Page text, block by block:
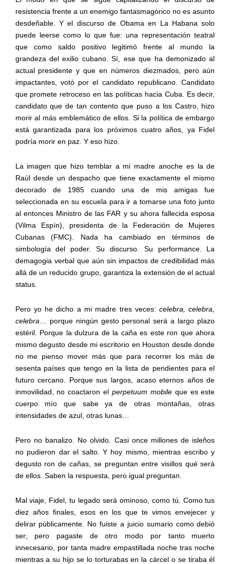
resistencia frente a un enemigo fantasmagórico no es asunto
desdeñable. Y el discurso de Obama en La Habana solo
puede leerse como lo que fue: una representación teatral
que como saldo positivo legitimó frente al mundo la
grandeza del exilio cubano. Sí, ese que ha demonizado al
actual presidente y que en números diezmados, pero aún
impactantes, votó por el candidato republicano. Candidato
que promete retroceso en las políticas hacia Cuba. Es decir,
candidato que de tan contento que puso a los Castro, hizo
morir al más emblemático de ellos. Si la política de embargo
está garantizada para los próximos cuatro años, ya Fidel
podría morir en paz. Y eso hizo.
La imagen que hizo temblar a mi madre anoche es la de
Raúl desde un despacho que tiene exactamente el mismo
decorado de 1985 cuando una de mis amigas fue
seleccionada en su escuela para ir a tomarse una foto junto
al entonces Ministro de las FAR y su ahora fallecida esposa
(Vilma Espín), presidenta de la Federación de Mujeres
Cubanas (FMC). Nada ha cambiado en términos de
simbología del poder. Su discurso. Su performance. La
demagogia verbal que aún sin impactos de credibilidad más
allá de un reducido grupo, garantiza la extensión de el actual
status.
Pero yo he dicho a mi madre tres veces:celebra, celebra,
celebra … porque ningún gesto personal será a largo plazo
estéril. Porque la dulzura de la caña es este ron que ahora
mismo degusto desde mi escritorio en Houston desde donde
no me pienso mover más que para recorrer los más de
sesenta países que tengo en la lista de pendientes para el
futuro cercano. Porque sus largos, acaso eternos años de
inmovilidad, no coactaron el perpetuum mobileque es este
cuerpo mío que sabe ya de otras montañas, otras
intensidades de azul, otras lunas…
Pero no banalizo. No olvido. Casi once millones de isleños
no pudieron dar el salto. Y hoy mismo, mientras escribo y
degusto ron de cañas, se preguntan entre visillos qué será
de ellos. Saben la respuesta, pero igual preguntan.
Mal viaje, Fidel, tu legado será ominoso, como tú. Como tus
diez años finales, esos en los que te vimos envejecer y
delirar públicamente. No fuiste a juicio sumario como debió
ser; pero pagaste de otro modo por tanto muerto
innecesario, por tanta madre empastillada noche tras noche
mientras a su hijo se lo torturabas en la cárcel o se tiraba él